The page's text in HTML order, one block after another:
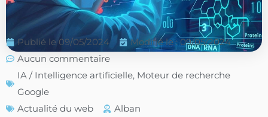
Publié le 09/05/2024
Modifié le : 09/05/2024
Aucun commentaire
IA / Intelligence artificielle, Moteur de recherche
Google
Actualité du web
Alban